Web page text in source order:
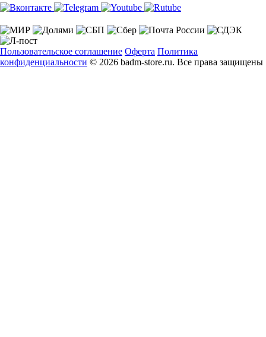
Пользовательское соглашение Оферта Политика
конфиденциальности © 2026 badm-store.ru. Все права защищены